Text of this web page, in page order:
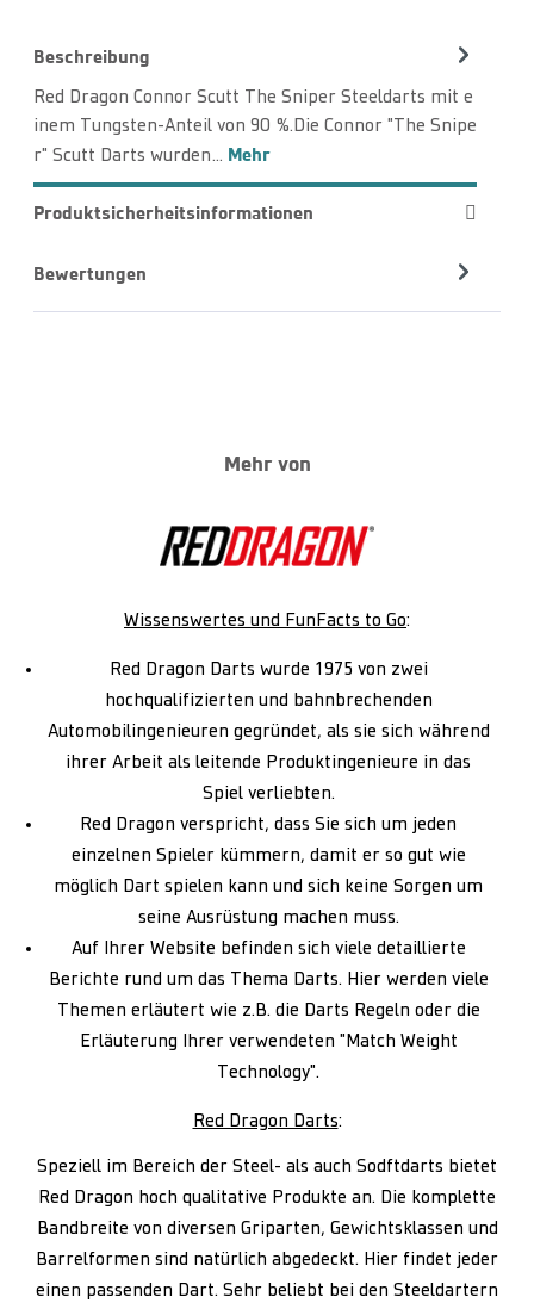
Beschreibung
Red Dragon Connor Scutt The Sniper Steeldarts mit e
inem Tungsten-Anteil von 90 %.Die Connor "The Snipe
r" Scutt Darts wurden… Mehr
Produktsicherheitsinformationen
Bewertungen
Mehr von
Wissenswertes und FunFacts to Go:
Red Dragon Darts wurde 1975 von zwei
hochqualifizierten und bahnbrechenden
Automobilingenieuren gegründet, als sie sich während
ihrer Arbeit als leitende Produktingenieure in das
Spiel verliebten.
Red Dragon verspricht, dass Sie sich um jeden
einzelnen Spieler kümmern, damit er so gut wie
möglich Dart spielen kann und sich keine Sorgen um
seine Ausrüstung machen muss.
Auf Ihrer Website befinden sich viele detaillierte
Berichte rund um das Thema Darts. Hier werden viele
Themen erläutert wie z.B. die Darts Regeln oder die
Erläuterung Ihrer verwendeten "Match Weight
Technology".
Red Dragon Darts:
Speziell im Bereich der Steel- als auch Sodftdarts bietet
Red Dragon hoch qualitative Produkte an. Die komplette
Bandbreite von diversen Griparten, Gewichtsklassen und
Barrelformen sind natürlich abgedeckt. Hier findet jeder
einen passenden Dart. Sehr beliebt bei den Steeldartern